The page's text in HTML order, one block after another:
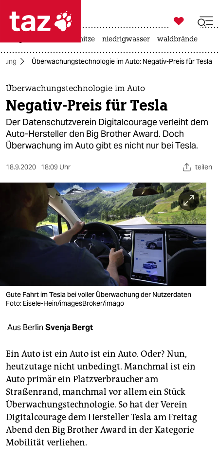
 taz zahl ich
taz zahl ich
themen
politik
öko
gesellschaft
verlag
verlag
veranstaltungen
fragen & hilfe
unterstützen
abo
genossenschaft
epaper login

taz zahl ich
hitze niedrigwasser waldbrände
Überwachungstechnologie im Auto: Negativ-Preis für Tesla
Überwachungstechnologie im Auto
Negativ-Preis für Tesla
Der Datenschutzverein Digitalcourage verleiht dem
Auto-Hersteller den Big Brother Award. Doch
Überwachung im Auto gibt es nicht nur bei Tesla.
18.9.2020 18:09 Uhr teilen
Gute Fahrt im Tesla bei voller Überwachung der Nutzerdaten
Foto: Eisele-Hein/imagesBroker/imago
Aus Berlin Svenja Bergt
Ein Auto ist ein Auto ist ein Auto. Oder? Nun,
heutzutage nicht unbedingt. Manchmal ist ein
Auto primär ein Platzverbraucher am
Straßenrand, manchmal vor allem ein Stück
Überwachungstechnologie. So hat der Verein
Digitalcourage dem Hersteller Tesla am Freitag
Abend den Big Brother Award in der Kategorie
Mobilität verliehen.